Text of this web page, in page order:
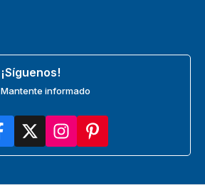
¡Síguenos!
Mantente informado